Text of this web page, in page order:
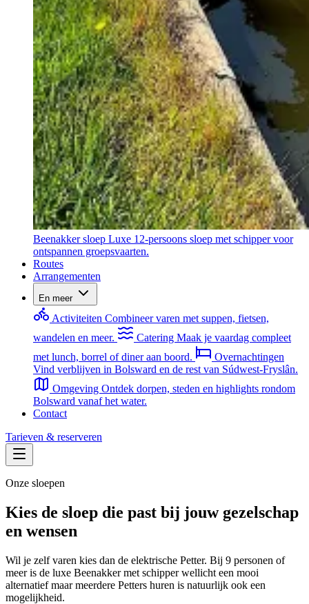
Beenakker sloep Luxe 12-persoons sloep met schipper voor
ontspannen groepsvaarten.
Routes
Arrangementen
En meer
Activiteiten Combineer varen met suppen, fietsen,
wandelen en meer.
Catering Maak je vaardag compleet
met lunch, borrel of diner aan boord.
Overnachtingen
Vind verblijven in Bolsward en de rest van Súdwest-Fryslân.
Omgeving Ontdek dorpen, steden en highlights rondom
Bolsward vanaf het water.
Contact
Tarieven & reserveren
Onze sloepen
Kies de sloep die past bij jouw gezelschap
en wensen
Wil je zelf varen kies dan de elektrische Petter. Bij 9 personen of
meer is de luxe Beenakker met schipper wellicht een mooi
alternatief maar meerdere Petters huren is natuurlijk ook een
mogelijkheid.